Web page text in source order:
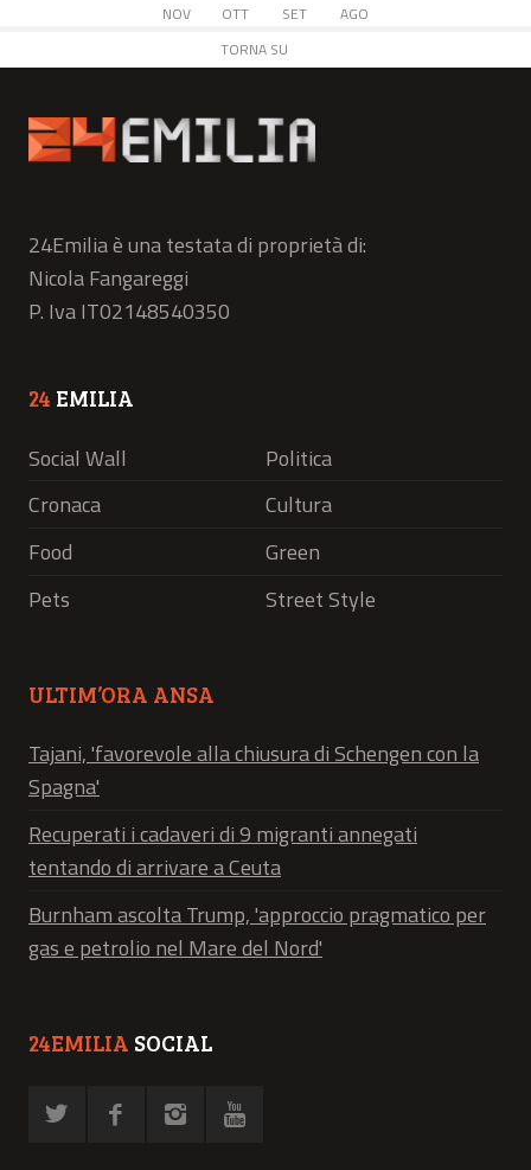
NOV OTT SET
AGO
TORNA SU
24Emilia è una testata di proprietà di:
Nicola Fangareggi
P. Iva IT02148540350
24 EMILIA
Social Wall
Politica
Cronaca
Cultura
Food
Green
Pets
Street Style
ULTIM’ORA ANSA
Tajani, 'favorevole alla chiusura di Schengen con la
Spagna'
Recuperati i cadaveri di 9 migranti annegati
tentando di arrivare a Ceuta
Burnham ascolta Trump, 'approccio pragmatico per
gas e petrolio nel Mare del Nord'
24EMILIA SOCIAL